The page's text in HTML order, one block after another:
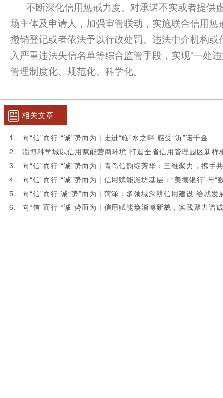
不断深化信用惩戒力度。对承诺不实或者提供
场主体及申请人，加强审管联动，实施联合信用
撤销登记或者依法予以行政处罚、违法中介机构
入严重违法失信名单等综合监管手段，实现“一处
管理制度化、规范化、科学化。
相关文章
向“信”而行 “诚”势而为 | 走进“临”水之畔 感受“沂”诺千金
淄博科学城以信用赋能营商环境 打造全省信用管理园区新样
向“信”而行 “诚”势而为 | 青岛信韵绽芳华：三维聚力，携手
向“信”而行 “诚”势而为 | 信用赋能潍坊基层：“美德银行”与“
向“信”而行 诚“势”而为 | 菏泽：多领域深耕信用建设 绘就发
向“信”而行 “诚”势而为 | 信用赋能焕淄博新貌，实践聚力谱